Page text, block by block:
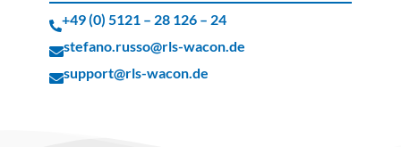
+49 (0) 5121 – 28 126 – 24
stefano.russo@rls-wacon.de
support@rls-wacon.de